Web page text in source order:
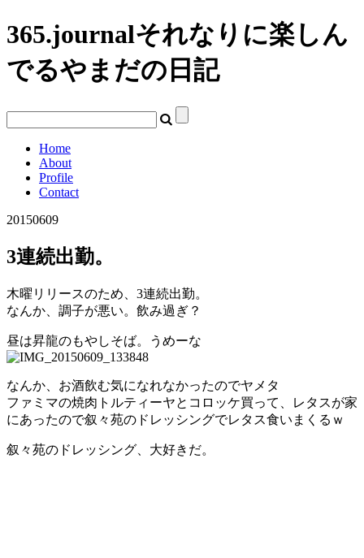
365.journalそれなりに楽しん
でるやまだの日記
Home
About
Profile
Contact
20150609
3連続出勤。
木曜リリースのため、3連続出勤。
なんか、調子が悪い。飲み過ぎ？
昼は昇龍のもやしそば。うめーな
なんか、お酒飲む気になれなかったのでヤメタ
ファミマの焼肉トルティーヤとコロッケ買って、レタスが家
にあったので叙々苑のドレッシングでレタス食いまくるｗ
叙々苑のドレッシング、大好きだ。